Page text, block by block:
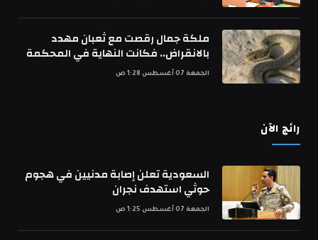
ملكة جمال رقصت مع ثعبان مهدد
بالانقراض.. فكانت النهاية في المحكمة
الجمعة 07 أغسطس 1:28 ص
رائج الآن
السعودية تعلن إصابة مدنيين في هجوم
حوثي استهدف نجران
الجمعة 07 أغسطس 1:25 ص